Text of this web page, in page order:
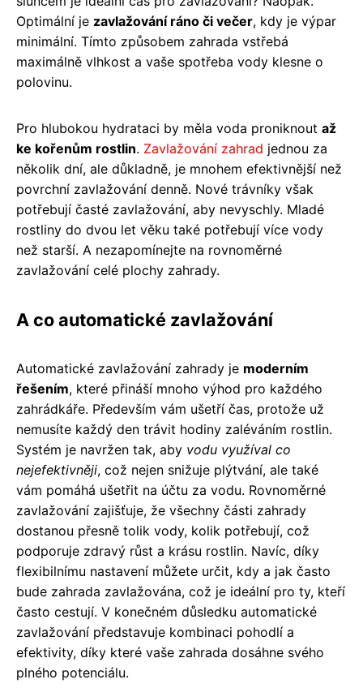
Optimální je zavlažování ráno či večer, kdy je výpar
minimální. Tímto způsobem zahrada vstřebá
maximálně vlhkost a vaše spotřeba vody klesne o
polovinu.
Pro hlubokou hydrataci by měla voda proniknout až
ke kořenům rostlin. Zavlažování zahrad jednou za
několik dní, ale důkladně, je mnohem efektivnější než
povrchní zavlažování denně. Nové trávníky však
potřebují časté zavlažování, aby nevyschly. Mladé
rostliny do dvou let věku také potřebují více vody
než starší. A nezapomínejte na rovnoměrné
zavlažování celé plochy zahrady.
A co automatické zavlažování
Automatické zavlažování zahrady je moderním
řešením, které přináší mnoho výhod pro každého
zahrádkáře. Především vám ušetří čas, protože už
nemusíte každý den trávit hodiny zaléváním rostlin.
Systém je navržen tak, aby vodu využíval co
nejefektivněji, což nejen snižuje plýtvání, ale také
vám pomáhá ušetřit na účtu za vodu. Rovnoměrné
zavlažování zajišťuje, že všechny části zahrady
dostanou přesně tolik vody, kolik potřebují, což
podporuje zdravý růst a krásu rostlin. Navíc, díky
flexibilnímu nastavení můžete určit, kdy a jak často
bude zahrada zavlažována, což je ideální pro ty, kteří
často cestují. V konečném důsledku automatické
zavlažování představuje kombinaci pohodlí a
efektivity, díky které vaše zahrada dosáhne svého
plného potenciálu.